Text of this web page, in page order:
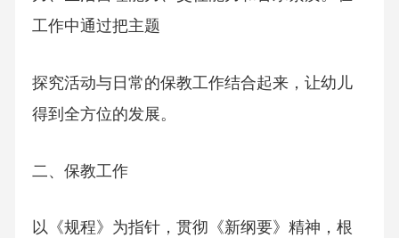
工作中通过把主题
探究活动与日常的保教工作结合起来，让幼儿
得到全方位的发展。
二、保教工作
以《规程》为指针，贯彻《新纲要》精神，根